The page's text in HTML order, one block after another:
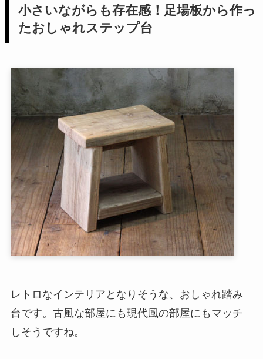
小さいながらも存在感！足場板から作っ
たおしゃれステップ台
レトロなインテリアとなりそうな、おしゃれ踏み
台です。古風な部屋にも現代風の部屋にもマッチ
しそうですね。